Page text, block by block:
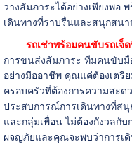
วางสัมภาระได้อย่างเพียงพอ
เดินทางที่ราบรื่นและสนุกสนา
รถเช่าพร้อมคนขับรถเจ็
การขนส่งสัมภาระ ทีมคนขับ
อย่างมืออาชีพ คุณแค่ต้องเตรี
ครอบครัวที่ต้องการความสะ
ประสบการณ์การเดินทางที่ส
และกลุ่มเพื่อน ไม่ต้องกังวลกับ
ผจญภัยและคุณจะพบว่าการเ